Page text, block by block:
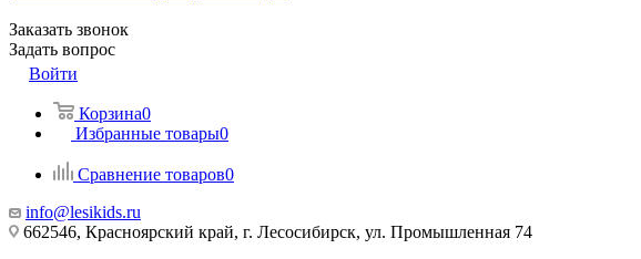
Заказать звонок
Задать вопрос
Войти
Корзина0
Избранные товары0
Сравнение товаров0
info@lesikids.ru
662546, Красноярский край, г. Лесосибирск, ул. Промышленная 74